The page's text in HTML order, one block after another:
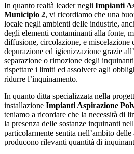
In quanto realtà leader negli Impianti
Municipio 2, vi ricordiamo che una
locale negli ambienti delle industrie,
degli elementi contaminanti alla fonte,
diffusione, circolazione, e miscelazione
depurazione ed igienizzazione grazie
separazione o rimozione degli
rispettare i limiti ed assolvere agli
ridurre l’inquinamento.
In quanto ditta specializzata nella
installazione Impianti Aspirazione
teniamo a ricordare che la necessità di
la presenza delle sostanze inquinanti
particolarmente sentita nell’ambito
producono rilevanti quantità di